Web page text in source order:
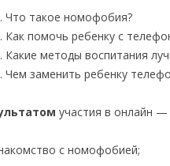
Что такое номофобия?
Как помочь ребенку с
Какие методы воспитания
Чем заменить ребенку
участия в онлайн —
с номофобией;